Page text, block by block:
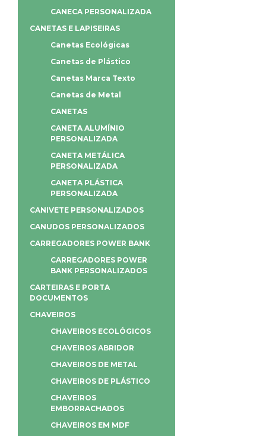
CANECA PERSONALIZADA
CANETAS E LAPISEIRAS
Canetas Ecológicas
Canetas de Plástico
Canetas Marca Texto
Canetas de Metal
CANETAS
CANETA ALUMÍNIO
PERSONALIZADA
CANETA METÁLICA
PERSONALIZADA
CANETA PLÁSTICA
PERSONALIZADA
CANIVETE PERSONALIZADOS
CANUDOS PERSONALIZADOS
CARREGADORES POWER BANK
CARREGADORES POWER
BANK PERSONALIZADOS
CARTEIRAS E PORTA
DOCUMENTOS
CHAVEIROS
CHAVEIROS ECOLÓGICOS
CHAVEIROS ABRIDOR
CHAVEIROS DE METAL
CHAVEIROS DE PLÁSTICO
CHAVEIROS
EMBORRACHADOS
CHAVEIROS EM MDF